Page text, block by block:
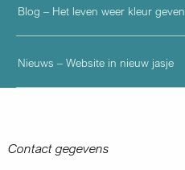
Blog – Het leven weer kleur
Nieuws – Website in nieuw jasje
Contact gegevens